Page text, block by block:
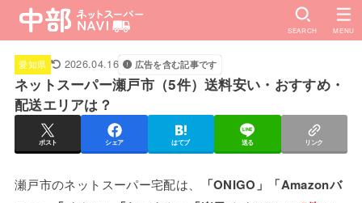
SEARCH MENU
愛知県 2026.04.16 広告を含む記事です
ネットスーパー瀬戸市（5件）送料安い・おすすめ・
配送エリアは？
ポスト シェア はてブ 送る リンク
瀬戸市のネットスーパー宅配は、
「ONIGO」「Amazonバ